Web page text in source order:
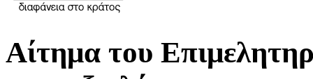
Αίτημα του